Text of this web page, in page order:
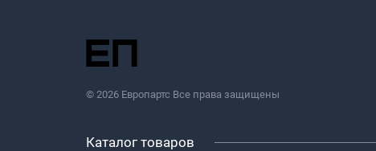
© 2026 Европартс Все права защищены
Каталог товаров